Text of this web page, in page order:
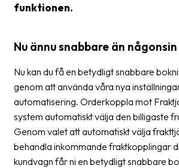
Paketering
Tulldeklarationer
Leveransvillkor
Upphämtningar
Manualer
funktionen.
Nu ännu snabbare än någonsin
Nu kan du få en betydligt snabbare
genom att använda våra nya
automatisering. Orderkoppla mot
system automatiskt välja den billigaste
Genom valet att automatiskt välja
behandla inkommande fraktkopplingar
kundvagn får ni en betydligt snabbare